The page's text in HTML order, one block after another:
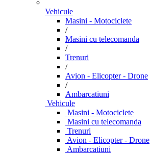
Vehicule
Masini - Motociclete
/
Masini cu telecomanda
/
Trenuri
/
Avion - Elicopter - Drone
/
Ambarcatiuni
Vehicule
Masini - Motociclete
Masini cu telecomanda
Trenuri
Avion - Elicopter - Drone
Ambarcatiuni